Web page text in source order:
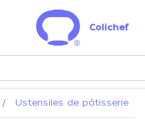
Colichef
Ustensiles de pâtisserie